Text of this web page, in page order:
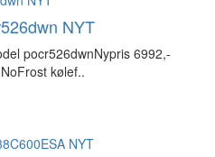
NYT
pocr526dwnNypris 6992,-
kølef..